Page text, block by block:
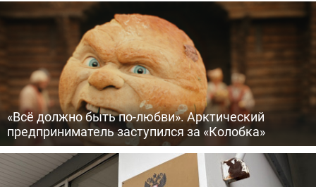
«Всё должно быть по-любви». Арктический
предприниматель заступился за «Колобка»